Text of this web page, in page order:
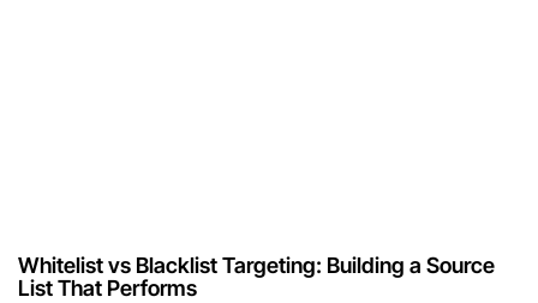
Whitelist vs Blacklist Targeting: Building a Source
List That Performs